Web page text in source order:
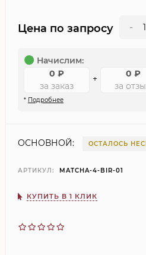
Цена по запросу -
Начислим:
0 ₽
за заказ
+ 0 ₽
за
* Подробнее
ОСНОВНОЙ: ОСТАЛОСЬ
АРТИКУЛ: MATCHA-4-BIR-01
КУПИТЬ В 1 КЛИК